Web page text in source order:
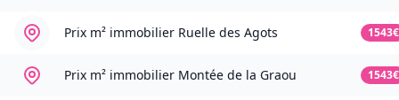
Prix m² immobilier Ruelle des Agots 1543€
Prix m² immobilier Montée de la Graou 1543€